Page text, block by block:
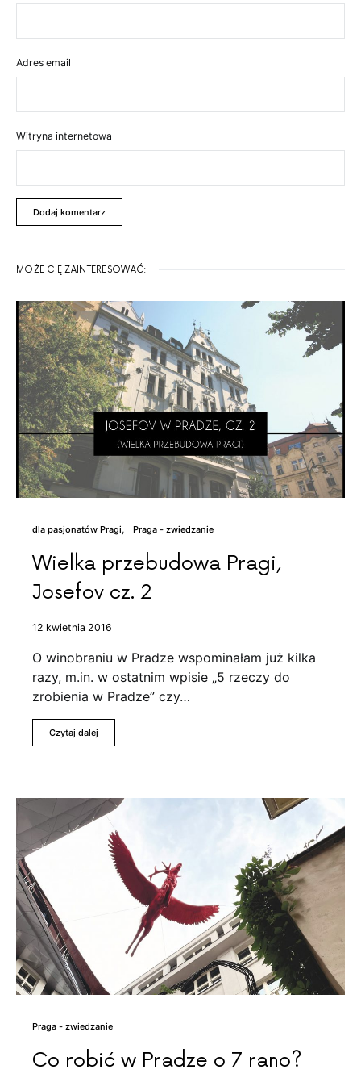
Adres email
Witryna internetowa
MOŻE CIĘ ZAINTERESOWAĆ:
dla pasjonatów Pragi Praga - zwiedzanie
Wielka przebudowa Pragi,
Josefov cz. 2
12 kwietnia 2016
O winobraniu w Pradze wspominałam już kilka
razy, m.in. w ostatnim wpisie „5 rzeczy do
zrobienia w Pradze” czy…
Czytaj dalej
Praga - zwiedzanie
Co robić w Pradze o 7 rano?